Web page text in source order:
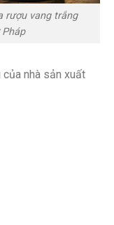
rượu vang trắng
nhà sản xuất